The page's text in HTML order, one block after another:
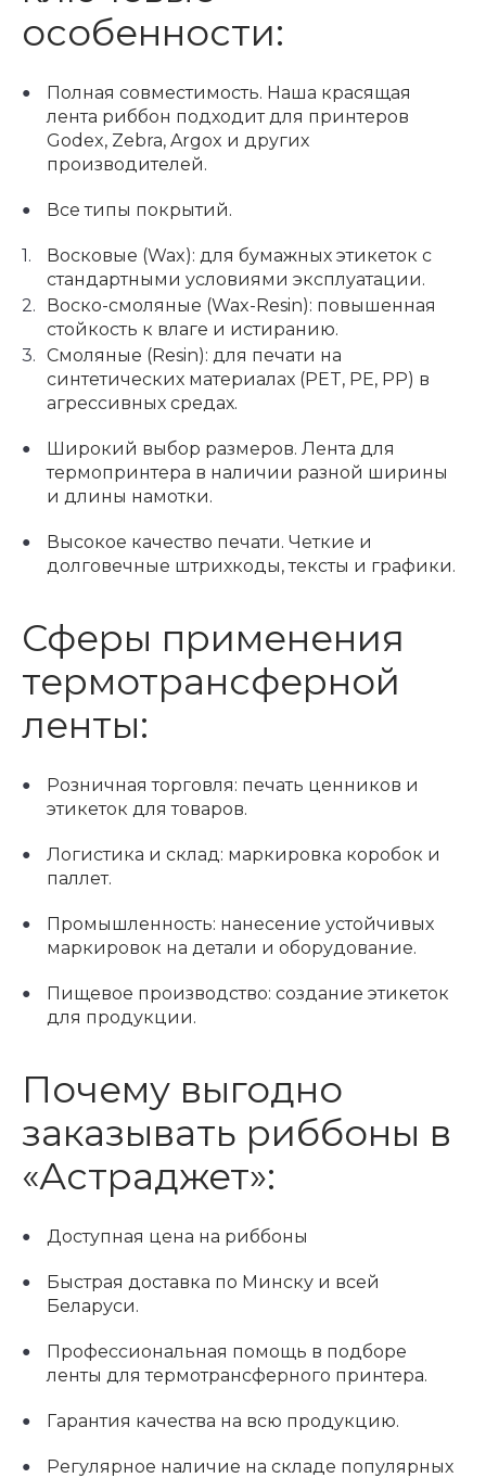
особенности:
Полная совместимость. Наша красящая
лента риббон подходит для принтеров
Godex, Zebra, Argox и других
производителей.
Все типы покрытий.
Восковые (Wax): для бумажных этикеток с
стандартными условиями эксплуатации.
Воско-смоляные (Wax-Resin): повышенная
стойкость к влаге и истиранию.
Смоляные (Resin): для печати на
синтетических материалах (PET, PE, PP) в
агрессивных средах.
Широкий выбор размеров. Лента для
термопринтера в наличии разной ширины
и длины намотки.
Высокое качество печати. Четкие и
долговечные штрихкоды, тексты и графики.
Сферы применения
термотрансферной
ленты:
Розничная торговля: печать ценников и
этикеток для товаров.
Логистика и склад: маркировка коробок и
паллет.
Промышленность: нанесение устойчивых
маркировок на детали и оборудование.
Пищевое производство: создание этикеток
для продукции.
Почему выгодно
заказывать риббоны в
«Астраджет»:
Доступная цена на риббоны
Быстрая доставка по Минску и всей
Беларуси.
Профессиональная помощь в подборе
ленты для термотрансферного принтера.
Гарантия качества на всю продукцию.
Регулярное наличие на складе популярных